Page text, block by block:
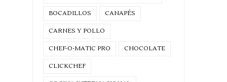
BOCADILLOS CANAPÉS
CARNES Y POLLO
CHEF-O-MATIC PRO CHOCOLATE
CLICKCHEF